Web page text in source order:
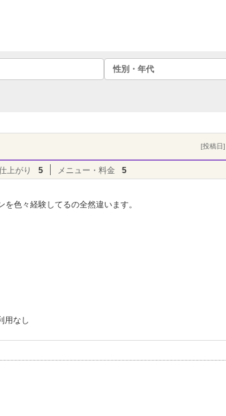
性別・年代
[投稿日
上がり 5 メニュー・料金 5
色々経験してるの全然違います。
用なし